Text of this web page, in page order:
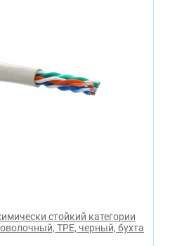
стойкий категории
TPE, черный, бухта